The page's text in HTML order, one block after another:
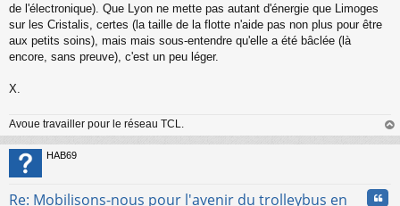
de l'électronique). Que Lyon ne mette pas autant d'énergie que Limoges
sur les Cristalis, certes (la taille de la flotte n'aide pas non plus pour être
aux petits soins), mais mais sous-entendre qu'elle a été bâclée (là
encore, sans preuve), c'est un peu léger.
X.
Avoue travailler pour le réseau TCL.
au
HAB69
Re: Mobilisons-nous pour l'avenir du trolleybus en